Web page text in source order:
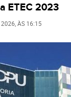
ETEC 2023
2026 , ÀS 16:15